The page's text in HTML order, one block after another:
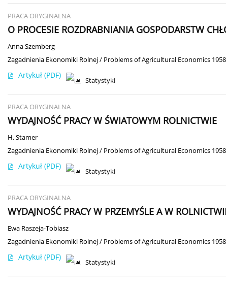
PRACA ORYGINALNA
O PROCESIE ROZDRABNIANIA GOSPODARSTW
Anna Szemberg
Zagadnienia Ekonomiki Rolnej / Problems of Agricultural Economics
Artykuł (PDF)
Statystyki
PRACA ORYGINALNA
WYDAJNOŚĆ PRACY W ŚWIATOWYM ROLNICTWIE
H. Stamer
Zagadnienia Ekonomiki Rolnej / Problems of Agricultural Economics
Artykuł (PDF)
Statystyki
PRACA ORYGINALNA
WYDAJNOŚĆ PRACY W PRZEMYŚLE A W
Ewa Raszeja-Tobiasz
Zagadnienia Ekonomiki Rolnej / Problems of Agricultural Economics
Artykuł (PDF)
Statystyki